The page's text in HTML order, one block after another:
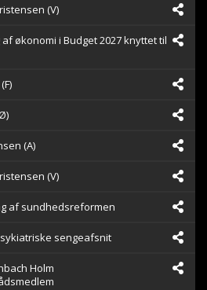
(V)
økonomi i Budget 2027 knyttet til
(A)
(V)
af sundhedsreformen
sengeafsnit
Holm